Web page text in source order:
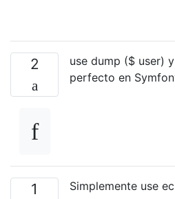
2
use dump ($ user)
perfecto en
1 Simplemente use